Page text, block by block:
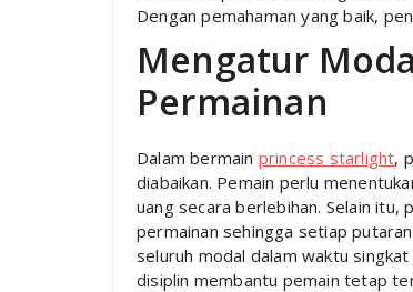
Dengan pemahaman yang baik,
Mengatur
Permainan
Dalam bermain princess starlight,
diabaikan. Pemain perlu
uang secara berlebihan. Selain
permainan sehingga setiap
seluruh modal dalam waktu
disiplin membantu pemain tetap